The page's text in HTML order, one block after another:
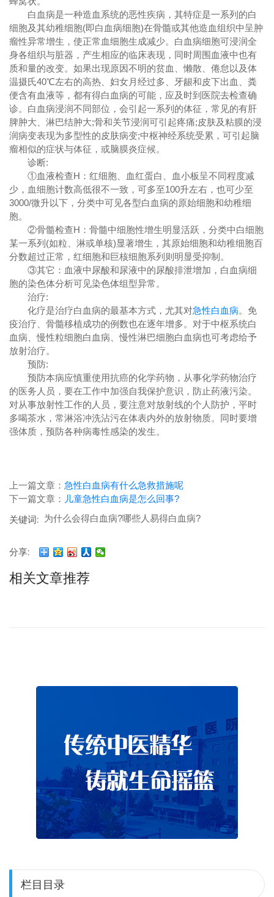
白血病是一种造血系统的恶性疾病，其特症是一系列的白
细胞及其幼稚细胞(即白血病细胞)在骨髓或其他造血组织中呈肿
瘤性异常增生，使正常血细胞生成减少。白血病细胞可浸润全
身各组织与脏器，产生相应的临床表现，同时周围血液中也有
质和量的改变。如果出现原因不明的贫血、懒散、倦怠以及体
温摄氏40℃左右的高热、妇女月经过多、牙龈和皮下出血、粪
便含有血液等，都有得白血病的可能，应及时到医院去检查确
诊。白血病浸润不同部位，会引起一系列的体征，常见的有肝
脾肿大、淋巴结肿大;骨和关节浸润可引起疼痛;皮肤及粘膜的浸
润病变表现为多型性的皮肤病变;中枢神经系统受累，可引起脑
瘤相似的症状与体征，或脑膜炎症候。
诊断:
①血液检查H：红细胞、血红蛋白、血小板呈不同程度减
少，血细胞计数高低很不一致，可多至100升左右，也可少至
3000/微升以下，分类中可见各型白血病的原始细胞和幼稚细
胞。
②骨髓检查H：骨髓中细胞性增生明显活跃，分类中白细胞
某一系列(如粒、淋或单核)显著增生，其原始细胞和幼稚细胞百
分数超过正常，红细胞和巨核细胞系列则明显受抑制。
③其它：血液中尿酸和尿液中的尿酸排泄增加，白血病细
胞的染色体分析可见染色体组型异常。
治疗:
化疗是治疗白血病的最基本方式，尤其对急性白血病。免
疫治疗、骨髓移植成功的例数也在逐年增多。对于中枢系统白
血病、慢性粒细胞白血病、慢性淋巴细胞白血病也可考虑给予
放射治疗。
预防:
预防本病应慎重使用抗癌的化学药物，从事化学药物治疗
的医务人员，要在工作中加强自我保护意识，防止药液污染。
对从事放射性工作的人员，要注意对放射线的个人防护，平时
多喝茶水，常淋浴冲洗沾污在体表内外的放射物质。同时要增
强体质，预防各种病毒性感染的发生。
上一篇文章： 急性白血病有什么急救措施呢
下一篇文章： 儿童急性白血病是怎么回事?
关键词: 为什么会得白血病?哪些人易得白血病?
分享:
相关文章推荐
栏目目录